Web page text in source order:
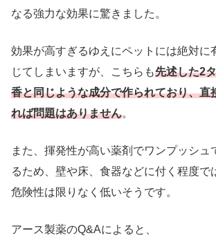
なる強力な効果に驚きました。
効果が高すぎるゆえにペットには絶対に
じてしまいますが、こちらも先述した2
香と同じような成分で作られており、直
れば問題はありません。
また、揮発性が高い薬剤でワンプッシュ
るため、壁や床、食器などに付く程度で
危険性は限りなく低いそうです。
アース製薬のQ&Aによると、